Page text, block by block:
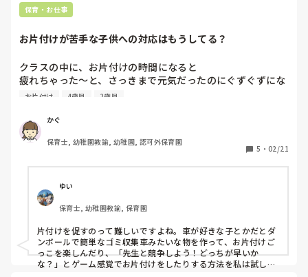
クラスの子どもたちが宇宙人すぎて、おいでと言っても集ま
らないし、遊びも大人がよいしょして促していかないと発展
しないし長続きしない、つられやすいからいたちごっこのク
ラスなので、しんどいのもあって余計そんなふうに考えてし
まうのかもしれません。
子どもたち自身は、今の流れで無理なく活動できていて、こ
の動きがベストだと思います。この思いを、主査に伝えるつ
もりもありません。主査もいっぱいいっぱいなので💦　た
💦
文章から、本当に頑張っていらっしゃるんだなーと感じます。
子ども達がもう少し成長するまで。。。
大変ですが、頑張ってください！！
保育・お仕事
お片付けが苦手な子供への対応はもうしてる？
クラスの中に、お片付けの時間になると
疲れちゃった〜と、さっきまで元気だったのにぐずぐずにな
ってしまい片付けが苦手な子がいます。
片付けられるようにする、良い工夫はありますでしょうか？
お片付け 4歳児 2歳児
かぐ
保育士, 幼稚園教諭, 幼稚園, 認可外保育園
5 ・ 02/21
ゆい
保育士, 幼稚園教諭, 保育園
片付けを促すのって難しいですよね。車が好きな子とかだとダ
ンボールで簡単なゴミ収集車みたいな物を作って、お片付けご
っこを楽しんだり、「先生と競争しよう！どっちが早いか
な？」とゲーム感覚でお片付けをしたりする方法を私は試した